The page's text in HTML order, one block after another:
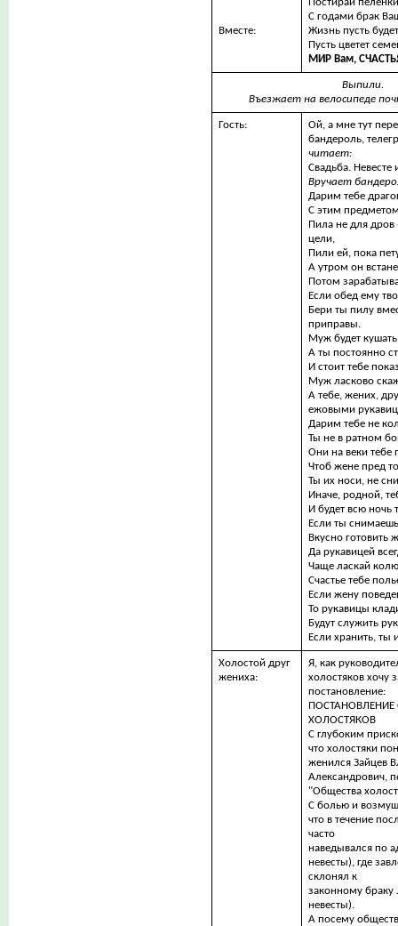
Вместе:
С годами брак
Жизнь пусть
Пусть цветет
МИР Вам,
Выпили.
Въезжает на велосипеде
Гость:
Ой, а мне тут
бандероль,
читает:
Свадьба. Невесте
Вручает
Дарим тебе
С этим
Пила не для дров
цели,
Пили ей, пока
А утром он
Потом
Если обед ему
Бери ты пилу
приправы.
Муж будет
А ты постоянно
И стоит тебе
Муж ласково
А тебе, жених,
ежовыми
Дарим тебе не
Ты не в ратном
Они на веки тебе
Чтоб жене пред
Ты их носи, не
Иначе, родной,
И будет всю ночь
Если ты
Вкусно готовить
Да рукавицей
Чаще ласкай
Счастье тебе
Если жену
То рукавицы
Будут служить
Если хранить, ты
Холостой друг
жениха:
Я, как
холостяков хочу
постановление:
ХОЛОСТЯКОВ
С глубоким
что холостяки
женился Зайцев
Александрович,
"Общества
С болью и
что в течение
часто
наведывался по
невесты), где
склонял к
законному
невесты).
А посему